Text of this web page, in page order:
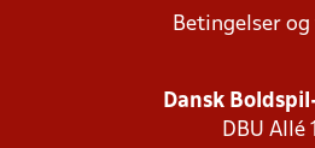
Betingelser
Dansk
DBU Allé 1